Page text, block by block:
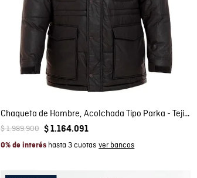
Compra rápida
AGREGAR AL CARRITO
XL XXL
Chaqueta de Hombre, Acolchada Tipo Parka - Tejido Impermeable
$1.989.900 $ 1.164.091
0% de interés hasta 3 cuotas